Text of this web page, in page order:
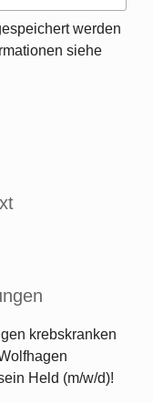
werden
siehe
krebskranken
Held (m/w/d)!